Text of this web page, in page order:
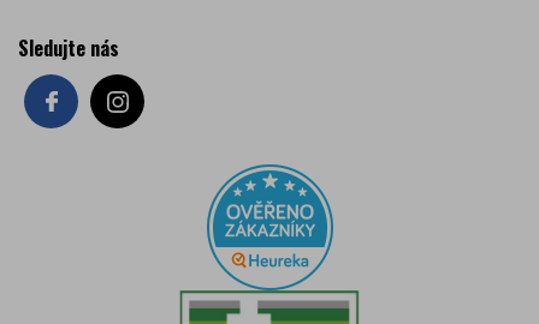
Sledujte nás